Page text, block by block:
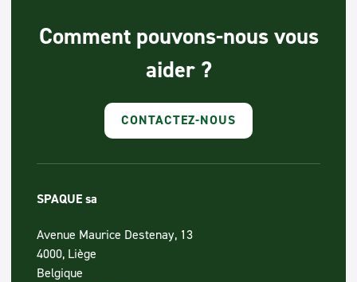
Comment pouvons-nous vous
aider ?
CONTACTEZ-NOUS
SPAQUE sa
Avenue Maurice Destenay, 13
4000, Liège
Belgique